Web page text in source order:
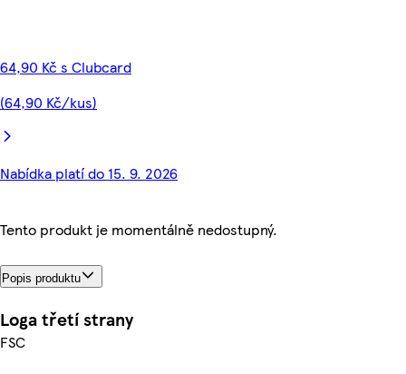
64,90 Kč s Clubcard
(64,90 Kč/kus)
Nabídka platí do 15. 9. 2026
Tento produkt je momentálně nedostupný.
Popis produktu
Loga třetí strany
FSC